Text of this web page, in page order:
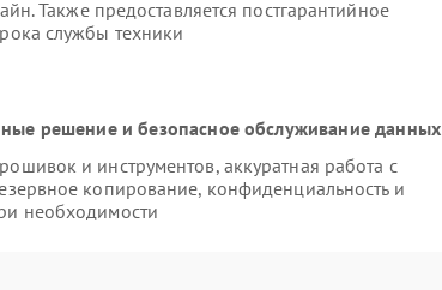
Также предоставляется постгарантийное
службы техники
решение и безопасное обслуживание данных
и инструментов, аккуратная работа с
копирование, конфиденциальность и
необходимости